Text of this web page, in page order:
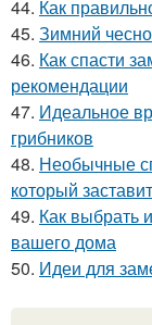
44. Как
45. Зимний
46. Как спасти
рекомендации
47. Идеальное
грибников
48. Необычные
который
49. Как выбрать
вашего дома
50. Идеи для